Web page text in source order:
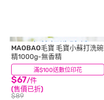
滿$100送數位印花
MAOBAO毛寶 毛寶小蘇打洗碗
精1000g-無香精
$67/件
(售價已折)
$89
(6)